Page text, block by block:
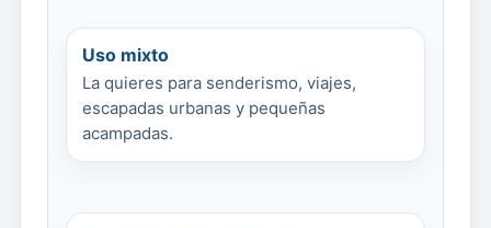
Uso mixto
La quieres para senderismo, viajes,
escapadas urbanas y pequeñas
acampadas.